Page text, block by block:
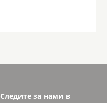
Следите за нами в